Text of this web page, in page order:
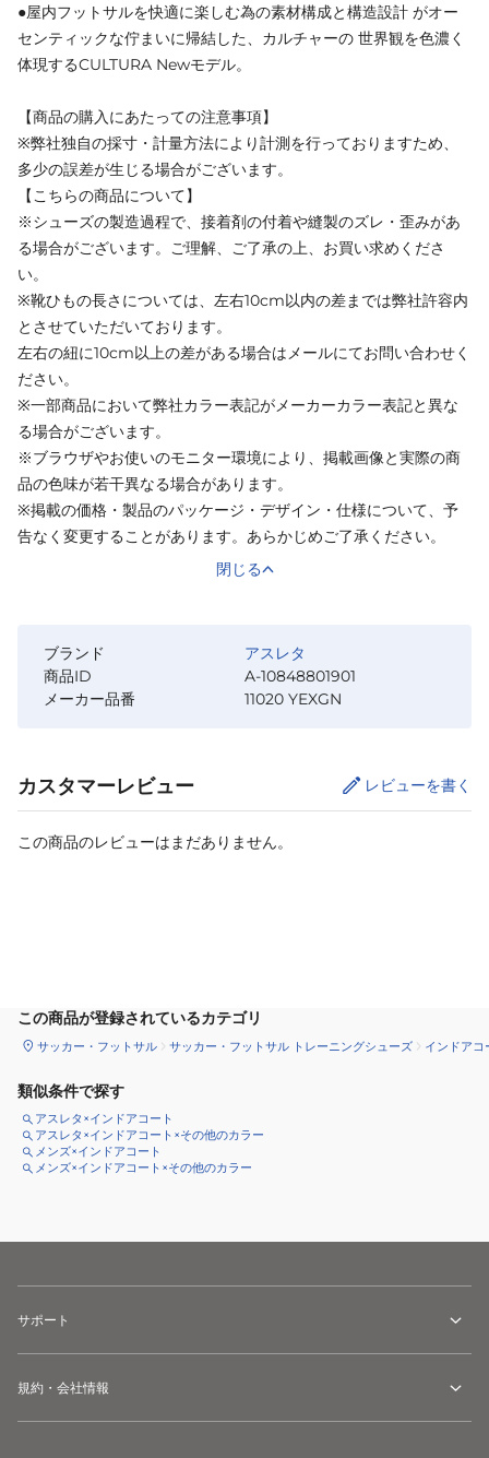
●屋内フットサルを快適に楽しむ為の素材構成と構造設計 がオー
センティックな佇まいに帰結した、カルチャーの 世界観を色濃く
体現するCULTURA Newモデル。
【商品の購入にあたっての注意事項】
※弊社独自の採寸・計量方法により計測を行っておりますため、
多少の誤差が生じる場合がございます。
【こちらの商品について】
※シューズの製造過程で、接着剤の付着や縫製のズレ・歪みがあ
る場合がございます。ご理解、ご了承の上、お買い求めくださ
い。
※靴ひもの長さについては、左右10cm以内の差までは弊社許容内
とさせていただいております。
左右の紐に10cm以上の差がある場合はメールにてお問い合わせく
ださい。
※一部商品において弊社カラー表記がメーカーカラー表記と異な
る場合がございます。
※ブラウザやお使いのモニター環境により、掲載画像と実際の商
品の色味が若干異なる場合があります。
※掲載の価格・製品のパッケージ・デザイン・仕様について、予
告なく変更することがあります。あらかじめご了承ください。
閉じる
ブランド
アスレタ
商品ID
A-10848801901
メーカー品番
11020 YEXGN
カスタマーレビュー レビューを書く
この商品のレビューはまだありません。
この商品が登録されているカテゴリ
サッカー・フットサル サッカー・フットサル トレーニングシューズ インドアコ
類似条件で探す
アスレタ×インドアコート
アスレタ×インドアコート×その他のカラー
メンズ×インドアコート
メンズ×インドアコート×その他のカラー
サポート
規約・会社情報